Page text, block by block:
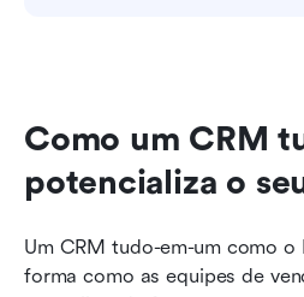
Como um CRM
potencializa o
Um CRM tudo-em-um como o
forma como as equipes de